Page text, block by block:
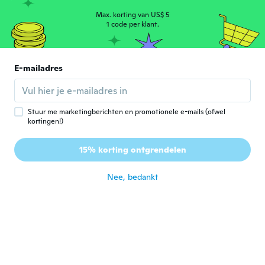
J 4
Works great
R Ronan
Lid geworden van 2017 · 13 beoordelingen
ongeveer 6 jaar geleden
A Alvaro Javier
Lid geworden van 2020 · 3 beoordelingen · 2 uploads
Llegaron antes de lo programado.
Max. korting van US$ 5
1 code per klant.
E-mailadres
Stuur me marketingberichten en promotionele e-mails (ofwel
kortingen!)
15% korting ontgrendelen
Nee, bedankt